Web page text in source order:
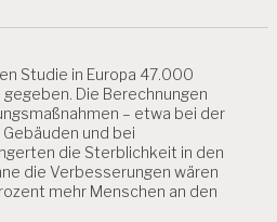
Studie in Europa 47.000
Die Berechnungen
– etwa bei der
und bei
die Sterblichkeit in den
die Verbesserungen wären
mehr Menschen an den